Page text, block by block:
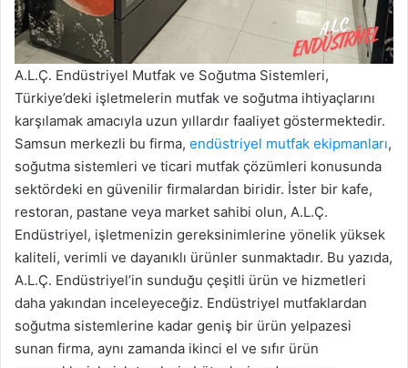
A.L.Ç. Endüstriyel Mutfak ve Soğutma Sistemleri,
Türkiye’deki işletmelerin mutfak ve soğutma ihtiyaçlarını
karşılamak amacıyla uzun yıllardır faaliyet göstermektedir.
Samsun merkezli bu firma, endüstriyel mutfak ekipmanları,
soğutma sistemleri ve ticari mutfak çözümleri konusunda
sektördeki en güvenilir firmalardan biridir. İster bir kafe,
restoran, pastane veya market sahibi olun, A.L.Ç.
Endüstriyel, işletmenizin gereksinimlerine yönelik yüksek
kaliteli, verimli ve dayanıklı ürünler sunmaktadır. Bu yazıda,
A.L.Ç. Endüstriyel’in sunduğu çeşitli ürün ve hizmetleri
daha yakından inceleyeceğiz. Endüstriyel mutfaklardan
soğutma sistemlerine kadar geniş bir ürün yelpazesi
sunan firma, aynı zamanda ikinci el ve sıfır ürün